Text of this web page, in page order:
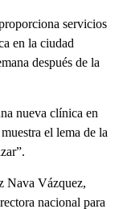
servicios
en la ciudad
después de la
nueva clínica en
el lema de la
Nava Vázquez,
nacional para